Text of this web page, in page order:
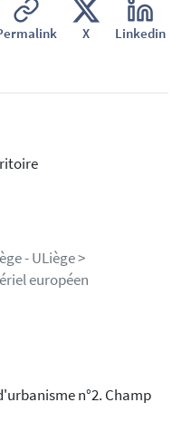
X Linkedin
- ULiège >
européen
n°2. Champ